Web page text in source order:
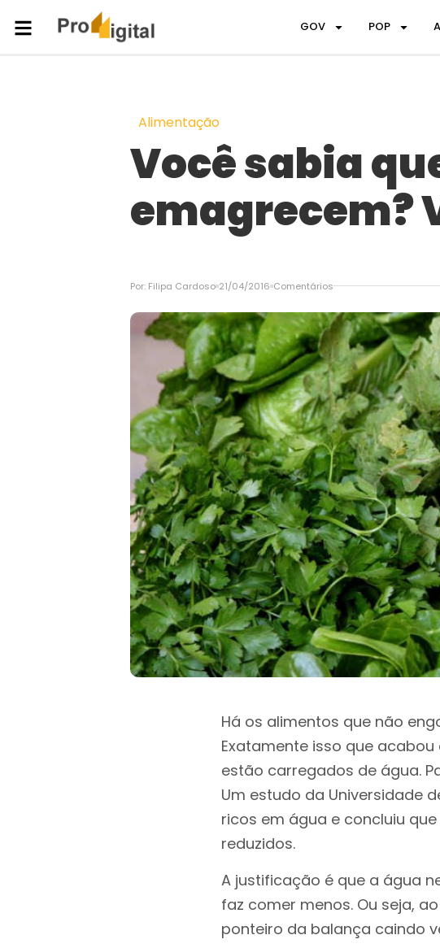
GOV POP
Alimentação
Você sabia
emagrecem?
Por: Filipa Cardoso 21/04/2016 Comentários
Há os alimentos que não
Exatamente isso que
estão carregados de água.
Um estudo da Universidade
ricos em água e concluiu
reduzidos.
A justificação é que a água
faz comer menos. Ou seja,
ponteiro da balança caindo